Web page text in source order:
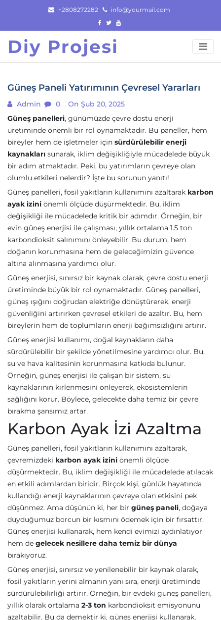
content
+2808272282 info@yourmail.com
Diy Projesi
Güneş Paneli Yatırımının Çevresel Yararları
Admin 0
On Şub 20, 2025
Güneş panelleri, günümüzde çevre dostu enerji
üretiminde önemli bir rol oynamaktadır. Bu paneller, hem
bireyler hem de işletmeler için sürdürülebilir enerji
kaynakları sunarak, iklim değişikliğiyle mücadelede büyük
bir adım atmaktadır. Peki, bu yatırımların çevreye olan
olumlu etkileri nelerdir? İşte bu sorunun yanıtı!
Güneş panelleri, fosil yakıtların kullanımını azaltarak karbon
ayak izini önemli ölçüde düşürmektedir. Bu, iklim
değişikliği ile mücadelede kritik bir adımdır. Örneğin, bir
evin güneş enerjisi ile çalışması, yıllık ortalama 1.5 ton
karbondioksit salınımını önleyebilir. Bu durum, hem
doğanın korunmasına hem de geleceğimizin güvence
altına alınmasına yardımcı olur.
Güneş enerjisi, sınırsız bir kaynak olarak, çevre dostu enerji
üretiminde büyük bir rol oynamaktadır. Güneş panelleri,
güneş ışığını doğrudan elektriğe dönüştürerek, enerji
güvenliğini artırırken çevresel etkileri de azaltır. Bu, hem
bireylerin hem de toplumların enerji bağımsızlığını artırır.
Güneş enerjisi kullanımı, doğal kaynakların daha
sürdürülebilir bir şekilde yönetilmesine yardımcı olur. Bu,
su ve hava kalitesinin korunmasına katkıda bulunur.
Örneğin, güneş enerjisi ile çalışan bir sistem, su
kaynaklarının kirlenmesini önleyerek, ekosistemlerin
sağlığını korur. Böylece, gelecekte daha temiz bir çevre
bırakma şansımız artar.
Karbon Ayak İzi Azaltma
Güneş panelleri, fosil yakıtların kullanımını azaltarak,
çevremizdeki karbon ayak izini önemli ölçüde
düşürmektedir. Bu, iklim değişikliği ile mücadelede atılacak
en etkili adımlardan biridir. Birçok kişi, günlük hayatında
kullandığı enerji kaynaklarının çevreye olan etkisini pek
düşünmez. Ama düşünün ki, her bir güneş paneli, doğaya
duyduğumuz borcun bir kısmını ödemek için bir fırsattır.
Güneş enerjisi kullanarak, hem kendi evimizi aydınlatıyor
hem de gelecek nesillere daha temiz bir dünya
bırakıyoruz.
Güneş enerjisi, sınırsız ve yenilenebilir bir kaynak olarak,
fosil yakıtların yerini almanın yanı sıra, enerji üretiminde
sürdürülebilirliği artırır. Örneğin, bir evdeki güneş panelleri,
yıllık olarak ortalama 2-3 ton karbondioksit emisyonunu
azaltabilir. Bu da demektir ki, güneş enerjisi kullanarak,